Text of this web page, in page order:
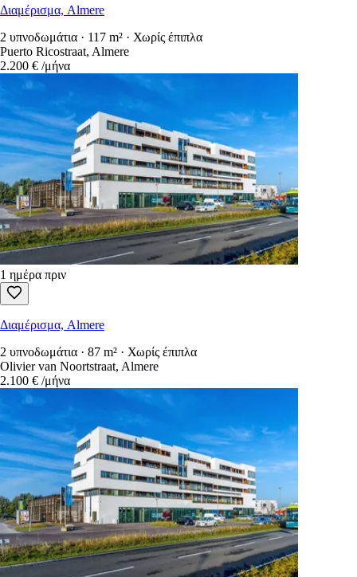
Διαμέρισμα, Almere
2 υπνοδωμάτια · 117 m² · Χωρίς έπιπλα
Puerto Ricostraat, Almere
2.200 € /μήνα
1 ημέρα πριν
Διαμέρισμα, Almere
2 υπνοδωμάτια · 87 m² · Χωρίς έπιπλα
Olivier van Noortstraat, Almere
2.100 € /μήνα